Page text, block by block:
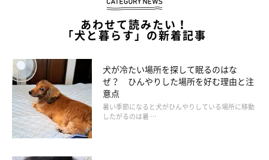
抑えながら栄養＆水分補給するための工夫です。煮出した鶏がら
についた肉をフードにトッピングすることも。
マッサージを兼ねて、異常がないか全身をくまなくチェ
ック
あわせて読みたい！
「犬と暮らす」の新着記事
犬が冷たい場所を探して眠るのはな
ぜ？ ひんやりした場所を好む理由と注
意点
暑い季節になると犬がひんやりしている場所に移動
したがるのは暑 …